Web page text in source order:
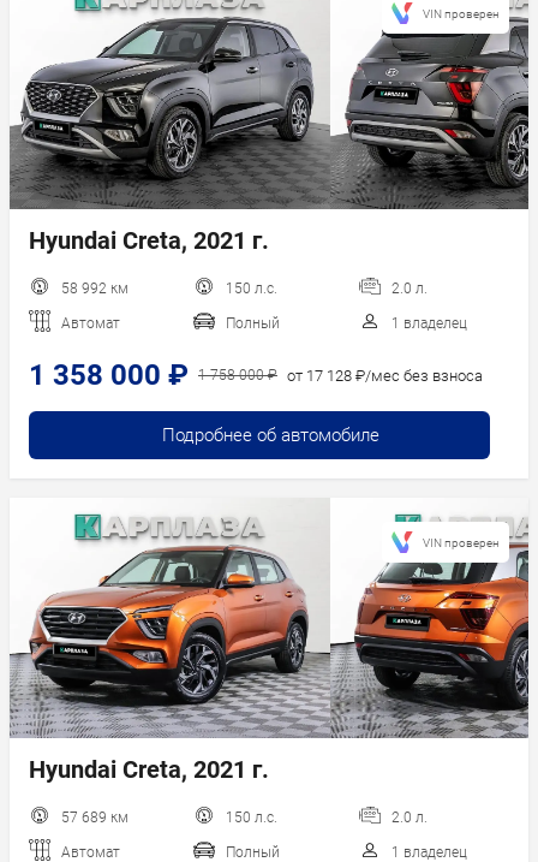
Сначала дешевле
Сначала дороже
Пробег
Год новее
Год старше
Hyundai Creta, 2021 г.
58 992 км 150 л.с. 2.0 л.
Автомат Полный 1 владелец
1 358 000 ₽ 1 758 000 ₽ от 17 128 ₽/мес без взноса
Подробнее об автомобиле
VIN проверен
Hyundai Creta, 2021 г.
57 689 км 150 л.с. 2.0 л.
Автомат Полный 1 владелец
VIN проверен